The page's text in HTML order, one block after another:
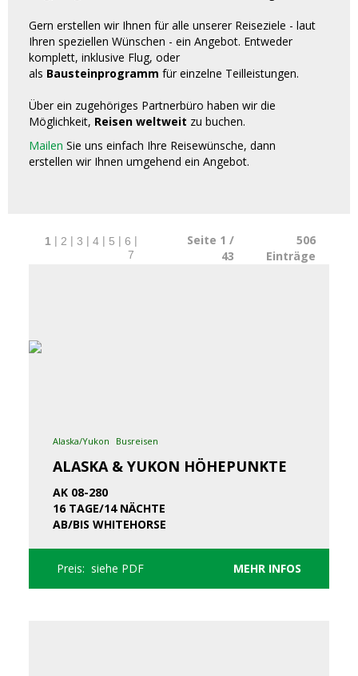
Gern erstellen wir Ihnen für alle unserer Reiseziele - laut
Ihren speziellen Wünschen - ein Angebot. Entweder
komplett, inklusive Flug, oder
als Bausteinprogramm für einzelne Teilleistungen.
Über ein zugehöriges Partnerbüro haben wir die
Möglichkeit, Reisen weltweit zu buchen.
Mailen Sie uns einfach Ihre Reisewünsche, dann
erstellen wir Ihnen umgehend ein Angebot.
1 | 2 |3 |4 | 5 |6 |
7
Seite 1 /
43
506
Einträge
Alaska/Yukon Busreisen
ALASKA & YUKON HÖHEPUNKTE
AK 08-280
16 TAGE/14 NÄCHTE
AB/BIS WHITEHORSE
Preis: siehe PDF MEHR INFOS